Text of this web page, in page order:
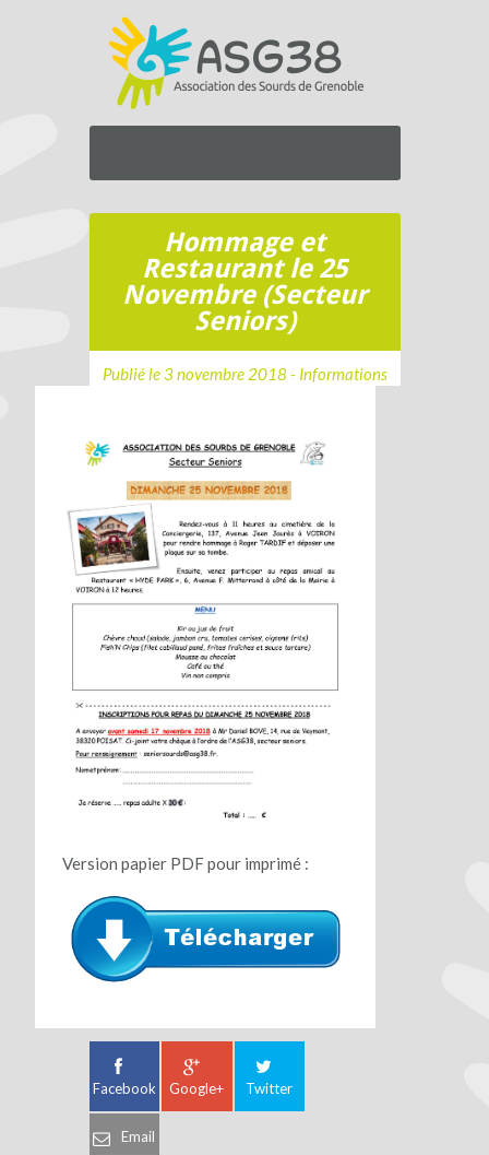
Hommage et
Restaurant le 25
Novembre (Secteur
Seniors)
Publié le 3 novembre 2018 - Informations
Version papier PDF pour imprimé :
Facebook Google+ Twitter
Email